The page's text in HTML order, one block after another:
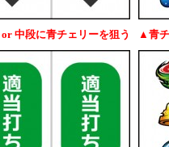
中段に青チェリーを狙う ▲青